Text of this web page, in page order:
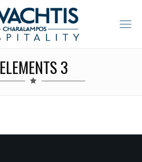
ELEMENTS 3